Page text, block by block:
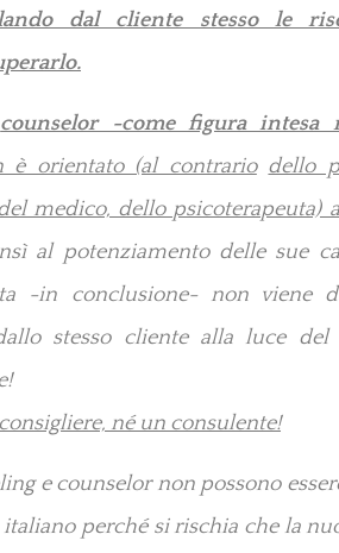
dal cliente stesso le
counselor -come figura intesa
è orientato (al contrario dello
medico, dello psicoterapeuta)
al potenziamento delle sue
-in conclusione- non viene
stesso cliente alla luce del
né un consulente!
e counselor non possono
perché si rischia che la